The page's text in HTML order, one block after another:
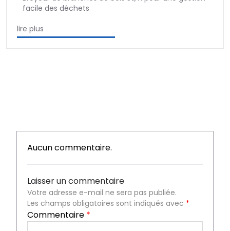
facile des déchets
lire plus
Aucun commentaire.
Laisser un commentaire
Votre adresse e-mail ne sera pas publiée.
Les champs obligatoires sont indiqués avec *
Commentaire *